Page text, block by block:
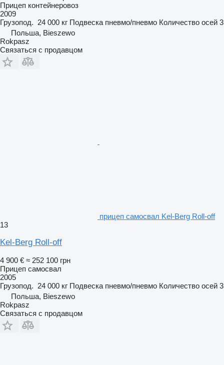
Прицеп контейнеровоз
2009
Грузопод. 24 000 кг Подвеска пневмо/пневмо Количество осей 3
Польша, Bieszewo
Rokpasz
Связаться с продавцом
прицеп самосвал Kel-Berg Roll-off
13
Kel-Berg Roll-off
4 900 € ≈ 252 100 грн
Прицеп самосвал
2005
Грузопод. 24 000 кг Подвеска пневмо/пневмо Количество осей 3
Польша, Bieszewo
Rokpasz
Связаться с продавцом